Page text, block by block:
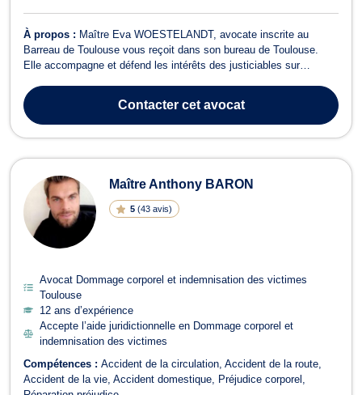
À propos : Maître Eva WOESTELANDT, avocate inscrite au
Barreau de Toulouse vous reçoit dans son bureau de Toulouse.
Elle accompagne et défend les intérêts des justiciables sur
droit pénal, droit routier et dommage corporel, avec rigueur,
réactivité, humanité et passi...
Contactercet avocat
Maître Anthony BARON
5 (43 avis)
Avocat Dommage corporel et indemnisation des victimes
Toulouse
12 ans d’expérience
Accepte l’aide juridictionnelle en Dommage corporel et
indemnisation des victimes
Compétences : Accident de la circulation Accident de la route
Accident de la vie Accident domestique
Préjudice corporel